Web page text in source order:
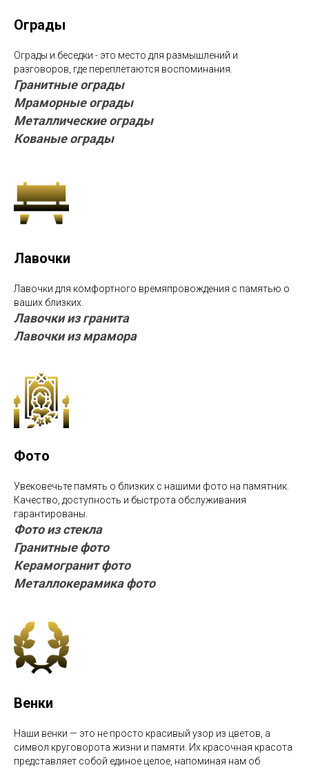
Ограды
Ограды и беседки - это место для размышлений и
разговоров, где переплетаются воспоминания.
Гранитные ограды
Мраморные ограды
Металлические ограды
Кованые ограды
Лавочки
Лавочки для комфортного времяпровождения с памятью о
ваших близких.
Лавочки из гранита
Лавочки из мрамора
Фото
Увековечьте память о близких с нашими фото на памятник.
Качество, доступность и быстрота обслуживания
гарантированы.
Фото из стекла
Гранитные фото
Керамогранит фото
Металлокерамика фото
Венки
Наши венки — это не просто красивый узор из цветов, а
символ круговорота жизни и памяти. Их красочная красота
представляет собой единое целое, напоминая нам об